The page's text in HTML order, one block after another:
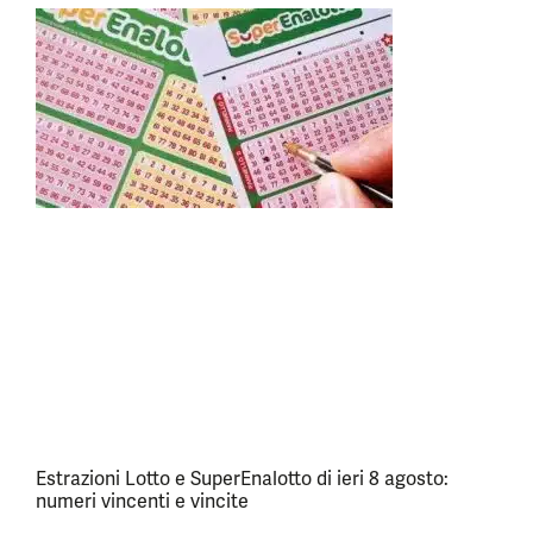
Estrazioni Lotto e SuperEnalotto di ieri 8 agosto:
numeri vincenti e vincite